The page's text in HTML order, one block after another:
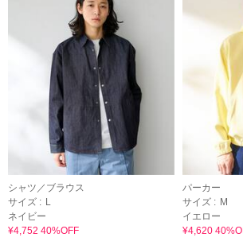
シャツ／ブラウス
サイズ : L
ネイビー
¥4,752 40%OFF
パーカー
サイズ : M
イエロー
¥4,620